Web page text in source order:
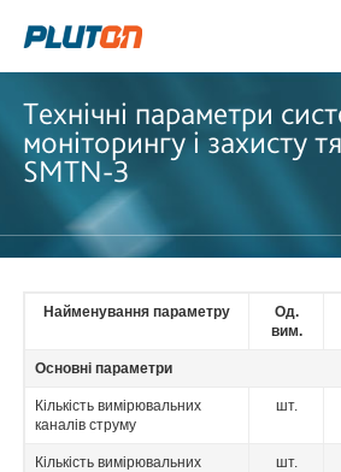
Технічні параметри
моніторингу і захисту
SMTN-3
Найменування параметру
Од.
вим.
Основні параметри
Кількість вимірювальних
каналів струму
шт.
Кількість вимірювальних
шт.